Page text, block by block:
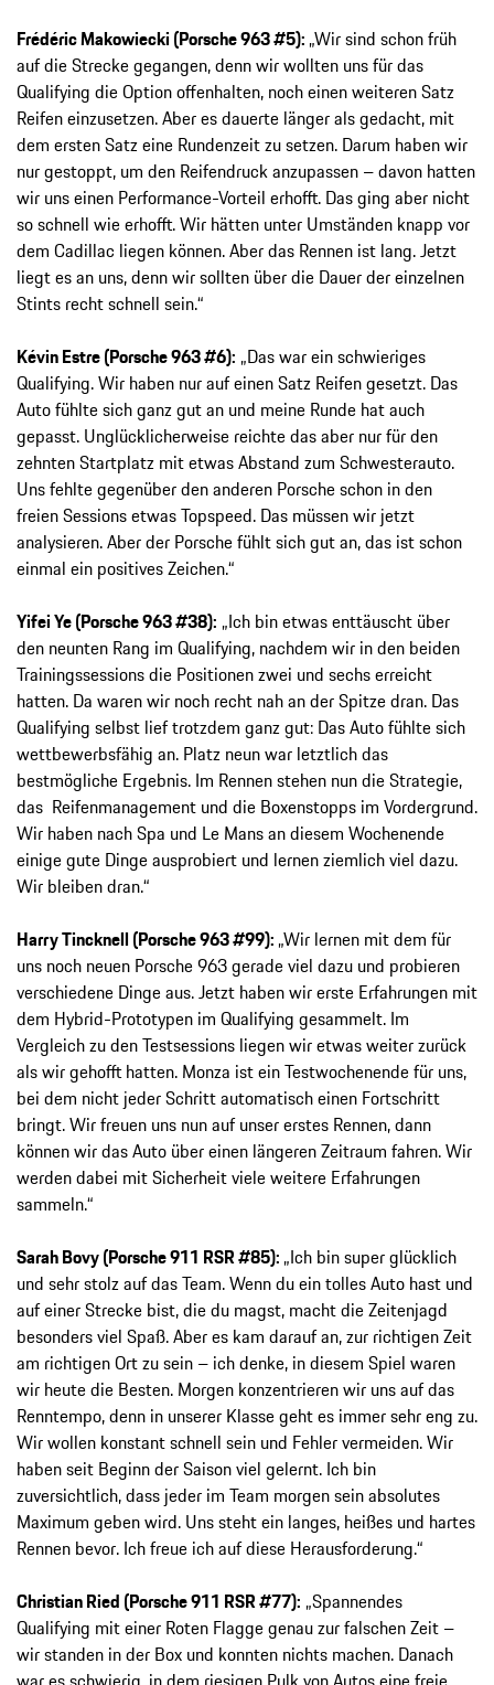
Frédéric Makowiecki (Porsche 963 #5): „Wir sind schon früh
auf die Strecke gegangen, denn wir wollten uns für das
Qualifying die Option offenhalten, noch einen weiteren Satz
Reifen einzusetzen. Aber es dauerte länger als gedacht, mit
dem ersten Satz eine Rundenzeit zu setzen. Darum haben wir
nur gestoppt, um den Reifendruck anzupassen – davon hatten
wir uns einen Performance-Vorteil erhofft. Das ging aber nicht
so schnell wie erhofft. Wir hätten unter Umständen knapp vor
dem Cadillac liegen können. Aber das Rennen ist lang. Jetzt
liegt es an uns, denn wir sollten über die Dauer der einzelnen
Stints recht schnell sein.“
Kévin Estre (Porsche 963 #6): „Das war ein schwieriges
Qualifying. Wir haben nur auf einen Satz Reifen gesetzt. Das
Auto fühlte sich ganz gut an und meine Runde hat auch
gepasst. Unglücklicherweise reichte das aber nur für den
zehnten Startplatz mit etwas Abstand zum Schwesterauto.
Uns fehlte gegenüber den anderen Porsche schon in den
freien Sessions etwas Topspeed. Das müssen wir jetzt
analysieren. Aber der Porsche fühlt sich gut an, das ist schon
einmal ein positives Zeichen.“
Yifei Ye (Porsche 963 #38): „Ich bin etwas enttäuscht über
den neunten Rang im Qualifying, nachdem wir in den beiden
Trainingssessions die Positionen zwei und sechs erreicht
hatten. Da waren wir noch recht nah an der Spitze dran. Das
Qualifying selbst lief trotzdem ganz gut: Das Auto fühlte sich
wettbewerbsfähig an. Platz neun war letztlich das
bestmögliche Ergebnis. Im Rennen stehen nun die Strategie,
das Reifenmanagement und die Boxenstopps im Vordergrund.
Wir haben nach Spa und Le Mans an diesem Wochenende
einige gute Dinge ausprobiert und lernen ziemlich viel dazu.
Wir bleiben dran.“
Harry Tincknell (Porsche 963 #99): „Wir lernen mit dem für
uns noch neuen Porsche 963 gerade viel dazu und probieren
verschiedene Dinge aus. Jetzt haben wir erste Erfahrungen mit
dem Hybrid-Prototypen im Qualifying gesammelt. Im
Vergleich zu den Testsessions liegen wir etwas weiter zurück
als wir gehofft hatten. Monza ist ein Testwochenende für uns,
bei dem nicht jeder Schritt automatisch einen Fortschritt
bringt. Wir freuen uns nun auf unser erstes Rennen, dann
können wir das Auto über einen längeren Zeitraum fahren. Wir
werden dabei mit Sicherheit viele weitere Erfahrungen
sammeln.“
Sarah Bovy (Porsche 911 RSR #85): „Ich bin super glücklich
und sehr stolz auf das Team. Wenn du ein tolles Auto hast und
auf einer Strecke bist, die du magst, macht die Zeitenjagd
besonders viel Spaß. Aber es kam darauf an, zur richtigen Zeit
am richtigen Ort zu sein – ich denke, in diesem Spiel waren
wir heute die Besten. Morgen konzentrieren wir uns auf das
Renntempo, denn in unserer Klasse geht es immer sehr eng zu.
Wir wollen konstant schnell sein und Fehler vermeiden. Wir
haben seit Beginn der Saison viel gelernt. Ich bin
zuversichtlich, dass jeder im Team morgen sein absolutes
Maximum geben wird. Uns steht ein langes, heißes und hartes
Rennen bevor. Ich freue ich auf diese Herausforderung.“
Christian Ried (Porsche 911 RSR #77): „Spannendes
Qualifying mit einer Roten Flagge genau zur falschen Zeit –
wir standen in der Box und konnten nichts machen. Danach